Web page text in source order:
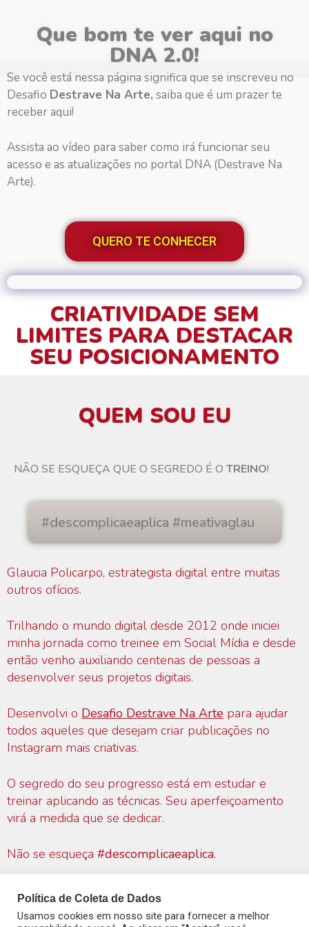
Que bom te ver aqui no
DNA 2.0!
Se você está nessa página significa que se inscreveu no
Desafio Destrave Na Arte, saiba que é um prazer te
receber aqui!
Assista ao vídeo para saber como irá funcionar seu
acesso e as atualizações no portal DNA (Destrave Na
Arte).
QUERO TE CONHECER
CRIATIVIDADE SEM
LIMITES PARA DESTACAR
SEU POSICIONAMENTO
QUEM SOU EU
NÃO SE ESQUEÇA QUE O SEGREDO É O TREINO!
#descomplicaeaplica #meativaglau
Glaucia Policarpo, estrategista digital entre muitas
outros ofícios.
Trilhando o mundo digital desde 2012 onde iniciei
minha jornada como treinee em Social Mídia e desde
então venho auxiliando centenas de pessoas a
desenvolver seus projetos digitais.
Desenvolvi o Desafio Destrave Na Arte para ajudar
todos aqueles que desejam criar publicações no
Instagram mais criativas.
O segredo do seu progresso está em estudar e
treinar aplicando as técnicas. Seu aperfeiçoamento
virá a medida que se dedicar.
Não se esqueça #descomplicaeaplica.
Empreendedorismo Digital Para Todos.
Política de Coleta de Dados
Usamos cookies em nosso site para fornecer a melhor